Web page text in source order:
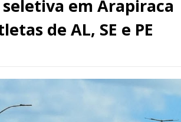
em Arapiraca
de AL, SE e PE